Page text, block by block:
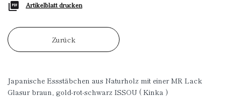
Artikelblatt drucken
Zurück
Japanische Essstäbchen aus Naturholz mit einer MR Lack
Glasur braun, gold-rot-schwarz ISSOU ( Kinka )